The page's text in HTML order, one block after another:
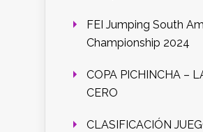
FEI Jumping South
Championship 2024
COPA PICHINCHA –
CERO
CLASIFICACIÓN